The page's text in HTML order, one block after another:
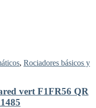
, Rociadores básicos y
vert F1FR56 QR